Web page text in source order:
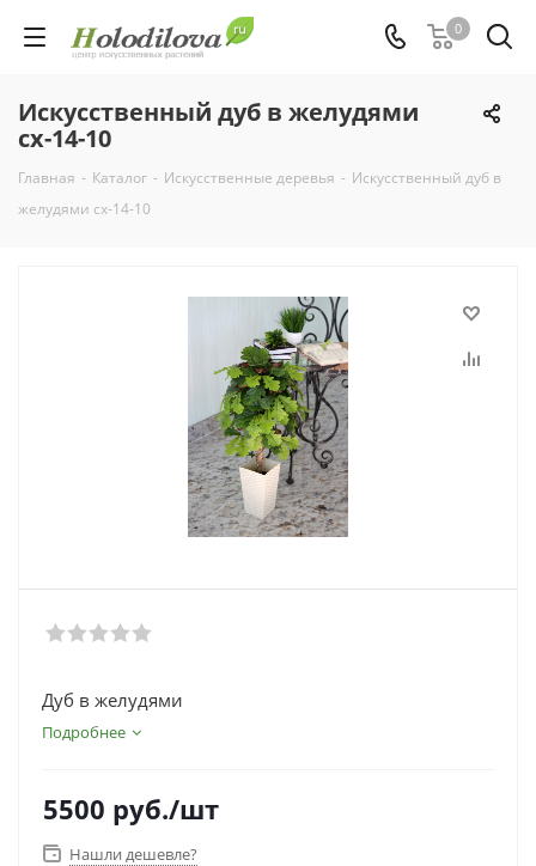
0
Искусственный дуб в желудями
сх-14-10
Главная - Каталог - Искусственные деревья - Искусственный дуб в
желудями сх-14-10
Дуб в желудями
Подробнее
5500 руб./шт
Нашли дешевле?